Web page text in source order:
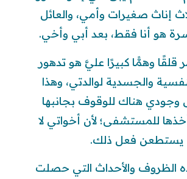
إناث صغيرات وأمي، والعائل
هو أنا فقط، بعد أبي وأخي.
قلقًا وهمًّا كبيرًا عليَّ هو تدهور
والجسدية لوالدتي، وهذا
وجودي هناك للوقوف بجانبها
للمستشفى؛ لأن أخواتي لا
يستطعن فعل ذلك.
والأحداث التي حصلت